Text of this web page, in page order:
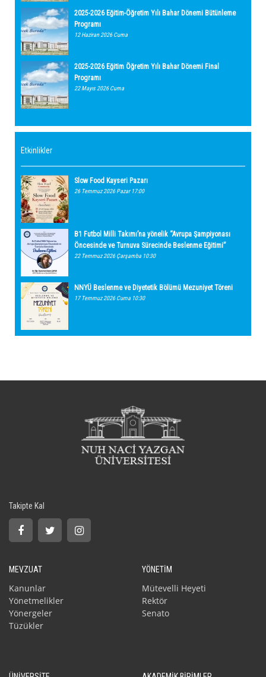
2025-2026 Eğitim-Öğretim Yılı Bahar Dönemi Bütünleme
Programı
12 Haziran 2026 Cuma
2025-2026 Eğitim Öğretim Yılı Bahar Dönemi Final
Programı
22 Mayıs 2026 Cuma
Etkinlikler
Slow Food Kayseri Pazarı
26 Temmuz 2026 Pazar 17:00
B1 Futbol Milli Takımı’na yönelik “Avrupa Şampiyonası
Öncesinde ve Turnuva Sürecinde Beslenme Eğitimi”
22 Temmuz 2026 Çarşamba 10:30
NNYÜ Beslenme ve Diyetetik Bölümü Mezuniyet Töreni
17 Temmuz 2026 Cuma 10:30
Takipte Kal
MEVZUAT
Kanunlar
Yönetmelikler
Yönergeler
Tüzükler
YÖNETİM
Mütevelli Heyeti
Rektör
Senato